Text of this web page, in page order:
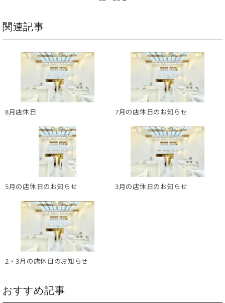
関連記事
8月店休日 7月の店休日のお知らせ
5月の店休日のお知らせ 3月の店休日のお知らせ
2・3月の店休日のお知らせ
おすすめ記事